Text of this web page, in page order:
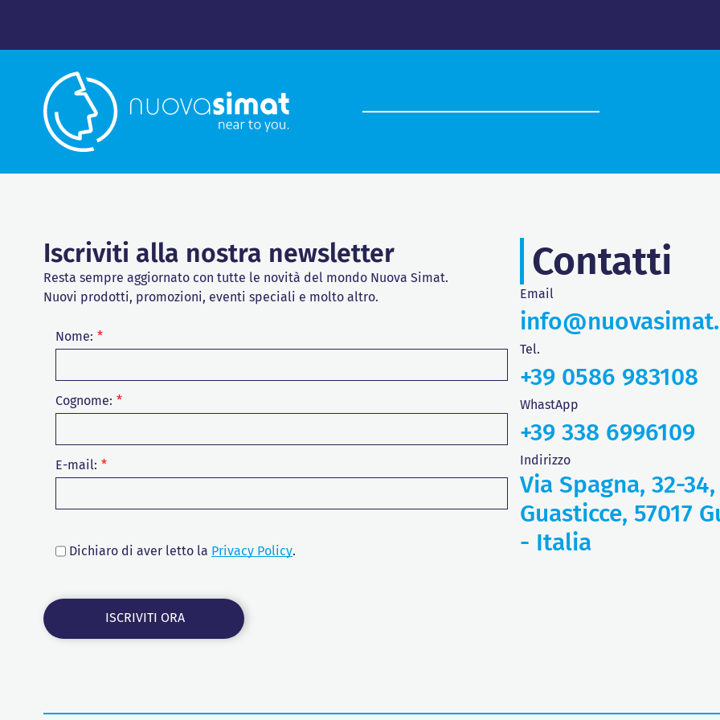
Iscriviti alla nostra newsletter
Resta sempre aggiornato con tutte le novità del mondo Nuova Simat.
Nuovi prodotti, promozioni, eventi speciali e molto altro.
Nome:
Cognome:
E-mail:
Dichiaro di aver letto la Privacy Policy.
Contatti
Email
Tel.
+39 0586 983108
WhastApp
+39 338 6996109
Indirizzo
Via Spagna, 32-
Guasticce, 57017
- Italia